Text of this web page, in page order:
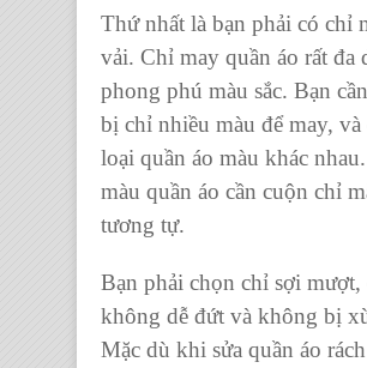
Thứ nhất là bạn phải có chỉ
vải. Chỉ may quần áo rất đa
phong phú màu sắc. Bạn
bị chỉ nhiều màu để may, và
loại quần áo màu khác
màu quần áo cần cuộn chỉ
tương tự.
Bạn phải chọn chỉ sợi mượt,
không dễ đứt và không bị
Mặc dù khi sửa quần áo rách